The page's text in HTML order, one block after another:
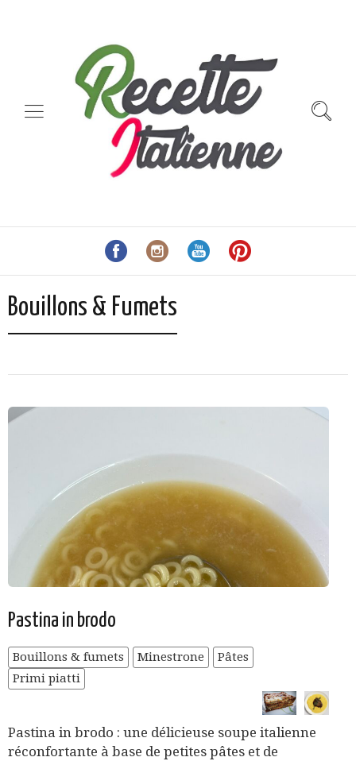
Bouillons & Fumets
Pastina in brodo
Bouillons & fumets Minestrone
Pâtes
Primi piatti
Pastina in brodo : une délicieuse soupe italienne
réconfortante à base de petites pâtes et de